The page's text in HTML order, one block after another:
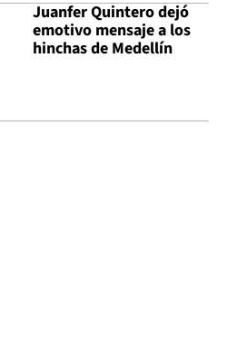
Juanfer Quintero dejó
emotivo mensaje a los
hinchas de Medellín